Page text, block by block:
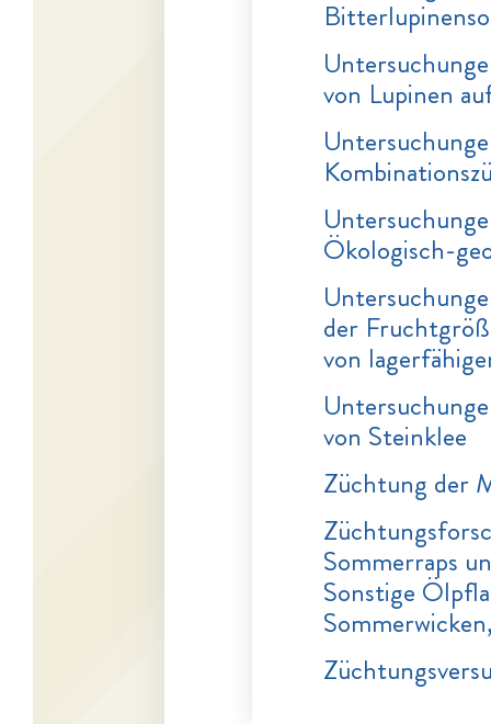
von Lupinen
Ökologisch-
der
von
von Steinklee
Züchtung der
Sommerraps
Sonstige